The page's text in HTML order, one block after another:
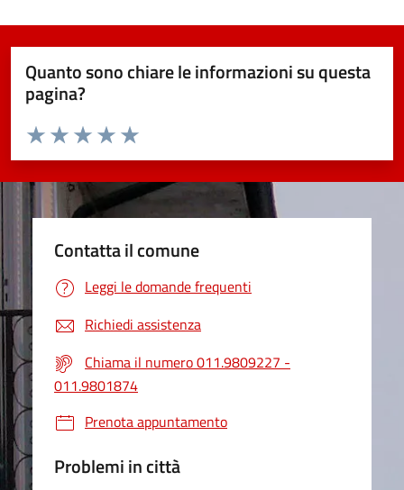
Quanto sono chiare le informazioni su questa
pagina?
Valuta da 1 a 5 stelle la pagina
Valuta 5 stelle su 5
Valuta 4 stelle su 5
Valuta 3 stelle su 5
Valuta 2 stelle su 5
Valuta 1 stelle su 5
Contatta il comune
Leggi le domande frequenti
Richiedi assistenza
Chiama il numero 011.9809227 -
011.9801874
Prenota appuntamento
Problemi in città